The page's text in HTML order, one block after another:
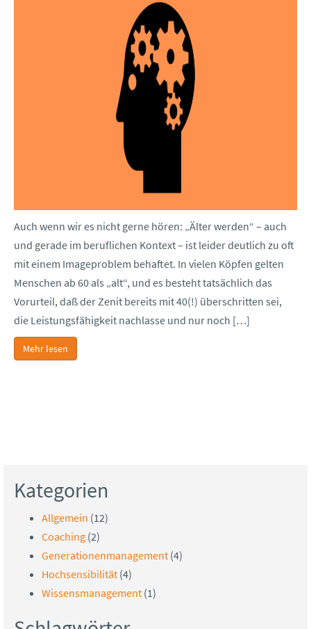
Auch wenn wir es nicht gerne hören: „Älter werden“ – auch
und gerade im beruflichen Kontext – ist leider deutlich zu oft
mit einem Imageproblem behaftet. In vielen Köpfen gelten
Menschen ab 60 als „alt“, und es besteht tatsächlich das
Vorurteil, daß der Zenit bereits mit 40(!) überschritten sei,
die Leistungsfähigkeit nachlasse und nur noch […]
Mehr lesen
Kategorien
Allgemein (12)
Coaching (2)
Generationenmanagement (4)
Hochsensibilität (4)
Wissensmanagement (1)